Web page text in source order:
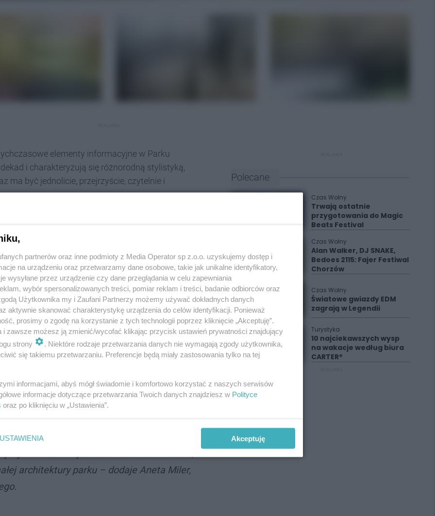
elementy informacyjne w Parku
i charakteryzują się różnorodną stylistyką,
ma być jednolicie, przejrzyście, czytelnie i
po terenie
przyjazny dla odwiedzających. System
parku – podkreśla Paweł Bilangowski,
istniejących elementów informacyjnych oraz
prezentacja informacji o nazwach
usługach.
wykonane w większości z drewna i metalu,
architektury parku – dodaje Aneta Miler,
Polecane
Czas Wolny
Trwają ostatnie
przygotowania do Magic
Beats Festival
Czas Wolny
Alan Walker, DJ SNAKE,
Bedoes 2115: Fajer Festiwal
Chorzów
Czas Wolny
Światowe gwiazdy EDM
zagrają w Legendii
Turystyka
10 najciekawszych wysp
na wakacje według biura
CARTER®
partnerów oraz inne podmioty z Media Operator sp z.o.o. uzyskujemy dostęp i
na urządzeniu oraz przetwarzamy dane osobowe, takie jak unikalne identyfikatory,
wysyłane przez urządzenie czy dane przeglądania w celu zapewniania
wybór spersonalizowanych treści, pomiar reklam i treści, badanie odbiorców oraz
Użytkownika my i Zaufani Partnerzy możemy używać dokładnych danych
aktywnie skanować charakterystykę urządzenia do celów identyfikacji. Ponieważ
prosimy o zgodę na korzystanie z tych technologii poprzez kliknięcie „Akceptuję”.
i zawsze możesz ją zmienić/wycofać klikając przycisk ustawień prywatności znajdujący
strony
. Niektóre rodzaje przetwarzania danych nie wymagają zgody użytkownika,
się takiemu przetwarzaniu. Preferencje będą miały zastosowania tylko na tej
informacjami, abyś mógł świadomie i komfortowo korzystać z naszych serwisów
informacje dotyczące przetwarzania Twoich danych znajdziesz w Polityce
oraz po kliknięciu w „Ustawienia”.
USTAWIENIA Akceptuję